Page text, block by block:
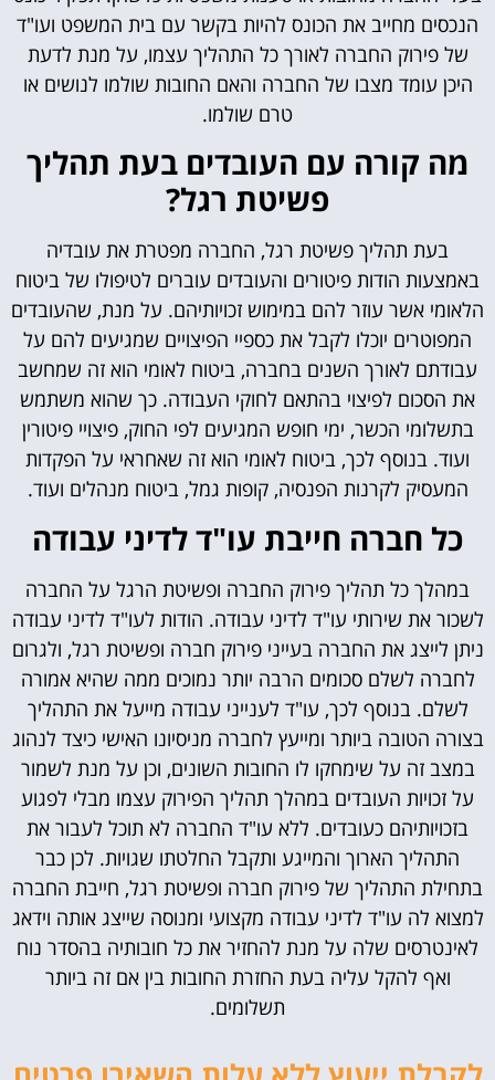
הנכסים מחייב את הכונס להיות בקשר עם בית המשפט ועו"ד
של פירוק החברה לאורך כל התהליך עצמו, על מנת לדעת
היכן עומד מצבו של החברה והאם החובות שולמו לנושים או
טרם שולמו.
מה קורה עם העובדים בעת תהליך
פשיטת רגל?
בעת תהליך פשיטת רגל, החברה מפטרת את עובדיה
באמצעות הודות פיטורים והעובדים עוברים לטיפולו של ביטוח
הלאומי אשר עוזר להם במימוש זכויותיהם. על מנת, שהעובדים
המפוטרים יוכלו לקבל את כספיי הפיצויים שמגיעים להם על
עבודתם לאורך השנים בחברה, ביטוח לאומי הוא זה שמחשב
את הסכום לפיצוי בהתאם לחוקי העבודה. כך שהוא משתמש
בתשלומי הכשר, ימי חופש המגיעים לפי החוק, פיצויי פיטורין
ועוד. בנוסף לכך, ביטוח לאומי הוא זה שאחראי על הפקדות
המעסיק לקרנות הפנסיה, קופות גמל, ביטוח מנהלים ועוד.
כל חברה חייבת עו"ד לדיני עבודה
במהלך כל תהליך פירוק החברה ופשיטת הרגל על החברה
לשכור את שירותי עו"ד לדיני עבודה. הודות לעו"ד לדיני עבודה
ניתן לייצג את החברה בעייני פירוק חברה ופשיטת רגל, ולגרום
לחברה לשלם סכומים הרבה יותר נמוכים ממה שהיא אמורה
לשלם. בנוסף לכך, עו"ד לענייני עבודה מייעל את התהליך
בצורה הטובה ביותר ומייעץ לחברה מניסיונו האישי כיצד לנהוג
במצב זה על שימחקו לו החובות השונים, וכן על מנת לשמור
על זכויות העובדים במהלך תהליך הפירוק עצמו מבלי לפגוע
בזכויותיהם כעובדים. ללא עו"ד החברה לא תוכל לעבור את
התהליך הארוך והמייגע ותקבל החלטתו שגויות. לכן כבר
בתחילת התהליך של פירוק חברה ופשיטת רגל, חייבת החברה
למצוא לה עו"ד לדיני עבודה מקצועי ומנוסה שייצג אותה וידאג
לאינטרסים שלה על מנת להחזיר את כל חובותיה בהסדר נוח
ואף להקל עליה בעת החזרת החובות בין אם זה ביותר
תשלומים.